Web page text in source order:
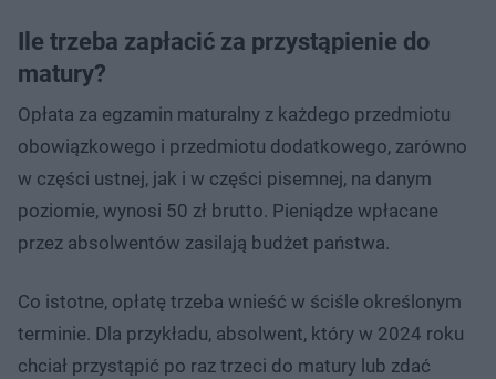
Ile trzeba zapłacić za przystąpienie do
matury?
Opłata za egzamin maturalny z każdego przedmiotu
obowiązkowego i przedmiotu dodatkowego, zarówno
w części ustnej, jak i w części pisemnej, na danym
poziomie, wynosi 50 zł brutto. Pieniądze wpłacane
przez absolwentów zasilają budżet państwa.
Co istotne, opłatę trzeba wnieść w ściśle określonym
terminie. Dla przykładu, absolwent, który w 2024 roku
chciał przystąpić po raz trzeci do matury lub zdać